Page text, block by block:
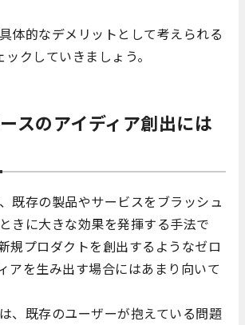
体的なデメリットとして考えられる
クしていきましょう。
スのアイディア創出には
既存の製品やサービスをブラッシュ
きに大きな効果を発揮する手法で
規プロダクトを創出するようなゼロ
アを生み出す場合にはあまり向いて
、既存のユーザーが抱えている問題